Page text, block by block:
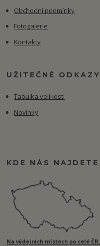
Obchodní podmínky
Fotogalerie
Kontakty
UŽITEČNÉ ODKAZY
Tabulka velikostí
Novinky
KDE NÁS NAJDETE
Na výdejních místech po celé ČR.